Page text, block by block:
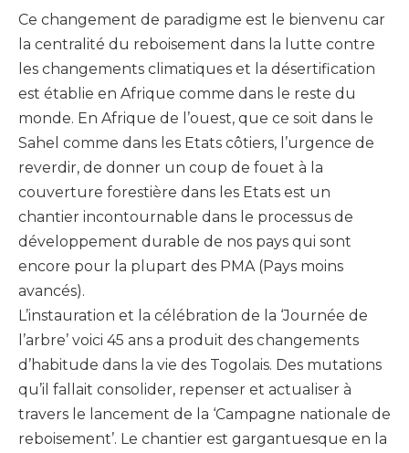
Ce changement de paradigme est le bienvenu car
la centralité du reboisement dans la lutte contre
les changements climatiques et la désertification
est établie en Afrique comme dans le reste du
monde. En Afrique de l’ouest, que ce soit dans le
Sahel comme dans les Etats côtiers, l’urgence de
reverdir, de donner un coup de fouet à la
couverture forestière dans les Etats est un
chantier incontournable dans le processus de
développement durable de nos pays qui sont
encore pour la plupart des PMA (Pays moins
avancés).
L’instauration et la célébration de la ‘Journée de
l’arbre’ voici 45 ans a produit des changements
d’habitude dans la vie des Togolais. Des mutations
qu’il fallait consolider, repenser et actualiser à
travers le lancement de la ‘Campagne nationale de
reboisement’. Le chantier est gargantuesque en la